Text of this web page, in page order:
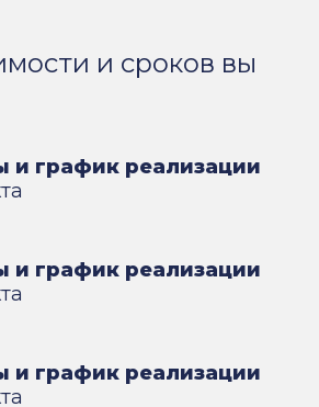
и сроков вы
и график реализации
и график реализации
и график реализации